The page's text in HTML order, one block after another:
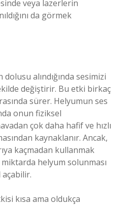
veya lazerlerin
da görmek
alındığında sesimizi
değiştirir. Bu etki birkaç
sürer. Helyumun ses
onun fiziksel
çok daha hafif ve hızlı
kaynaklanır. Ancak,
kaçmadan kullanmak
helyum solunması
kısa ama oldukça